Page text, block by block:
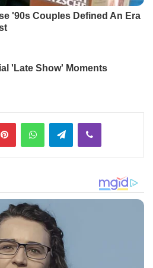
PinterestWhatsAppTelegramViber